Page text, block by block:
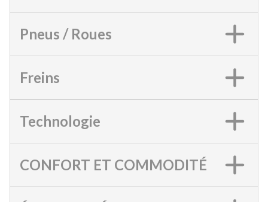
Pneus / Roues
Freins
Technologie
CONFORT ET COMMODITÉ